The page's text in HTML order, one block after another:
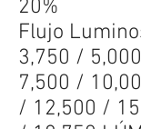
20%
Flujo
3,750 /
7,500 /
/ 12,500 /